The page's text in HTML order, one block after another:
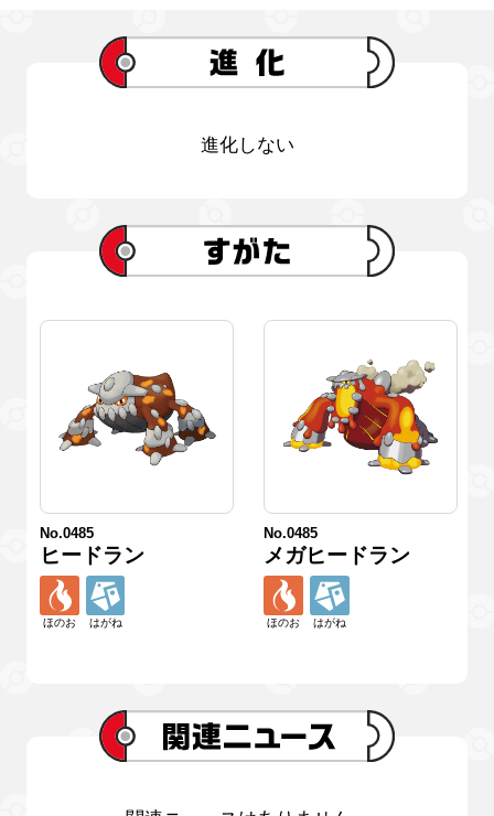
進化しない
No.0485
ヒードラン
ほのお はがね
No.0485
メガヒードラン
ほのお はがね